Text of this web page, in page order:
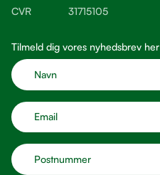
CVR
31715105
Tilmeld dig vores nyhedsbrev her